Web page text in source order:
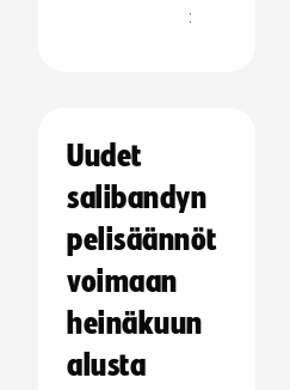
:
Uudet
salibandyn
pelisäännöt
voimaan
heinäkuun
alusta